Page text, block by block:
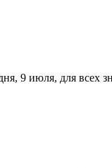
9 июля, для всех